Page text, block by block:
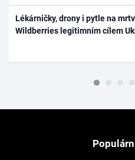
Lékárničky, drony i pytle na
Wildberries legitimním cílem